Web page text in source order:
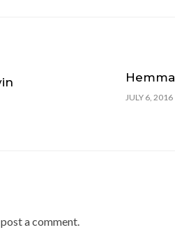
JULY 6, 2016
a comment.